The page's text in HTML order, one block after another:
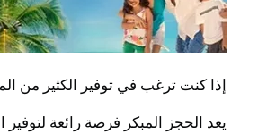
إذا كنت ترغب في توفير الكثير من
يعد الحجز المبكر فرصة رائعة